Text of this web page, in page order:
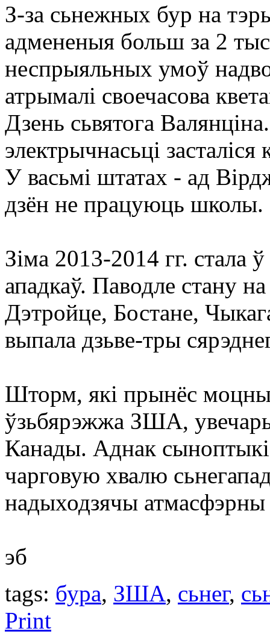
З-за сьнежных бур на
адмененыя больш за 2
неспрыяльных умоў
атрымалі своечасова
Дзень сьвятога
электрычнасьці
У васьмі штатах - ад
дзён не працуюць школы.
Зіма 2013-2014 гг. стала
ападкаў. Паводле стану
Дэтройце, Бостане,
выпала дзьве-тры
Шторм, які прынёс
ўзьбярэжжа ЗША,
Канады. Аднак
чарговую хвалю
надыходзячы
эб
tags: бурa, ЗША, сьнег,
Print